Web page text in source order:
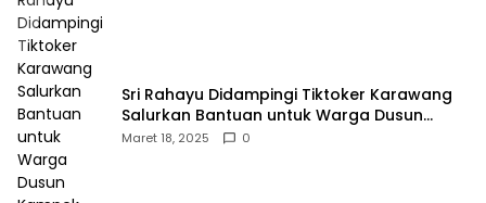
Sri Rahayu Didampingi Tiktoker Karawang
Salurkan Bantuan untuk Warga Dusun
Kampek Desa Karangligar
Maret 18, 2025 0